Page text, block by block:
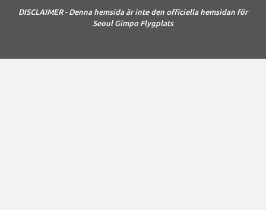
DISCLAIMER - Denna hemsida är inte den officiella hemsidan för
Seoul Gimpo Flygplats